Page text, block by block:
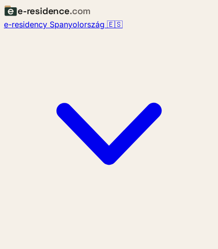
e-residence.com
e-residency Spanyolország 🇪🇸